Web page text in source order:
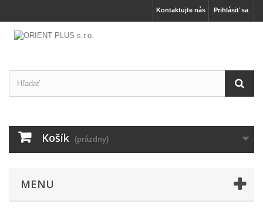
Prihlásiť sa
Kontaktujte nás
Košík (prázdny)
MENU